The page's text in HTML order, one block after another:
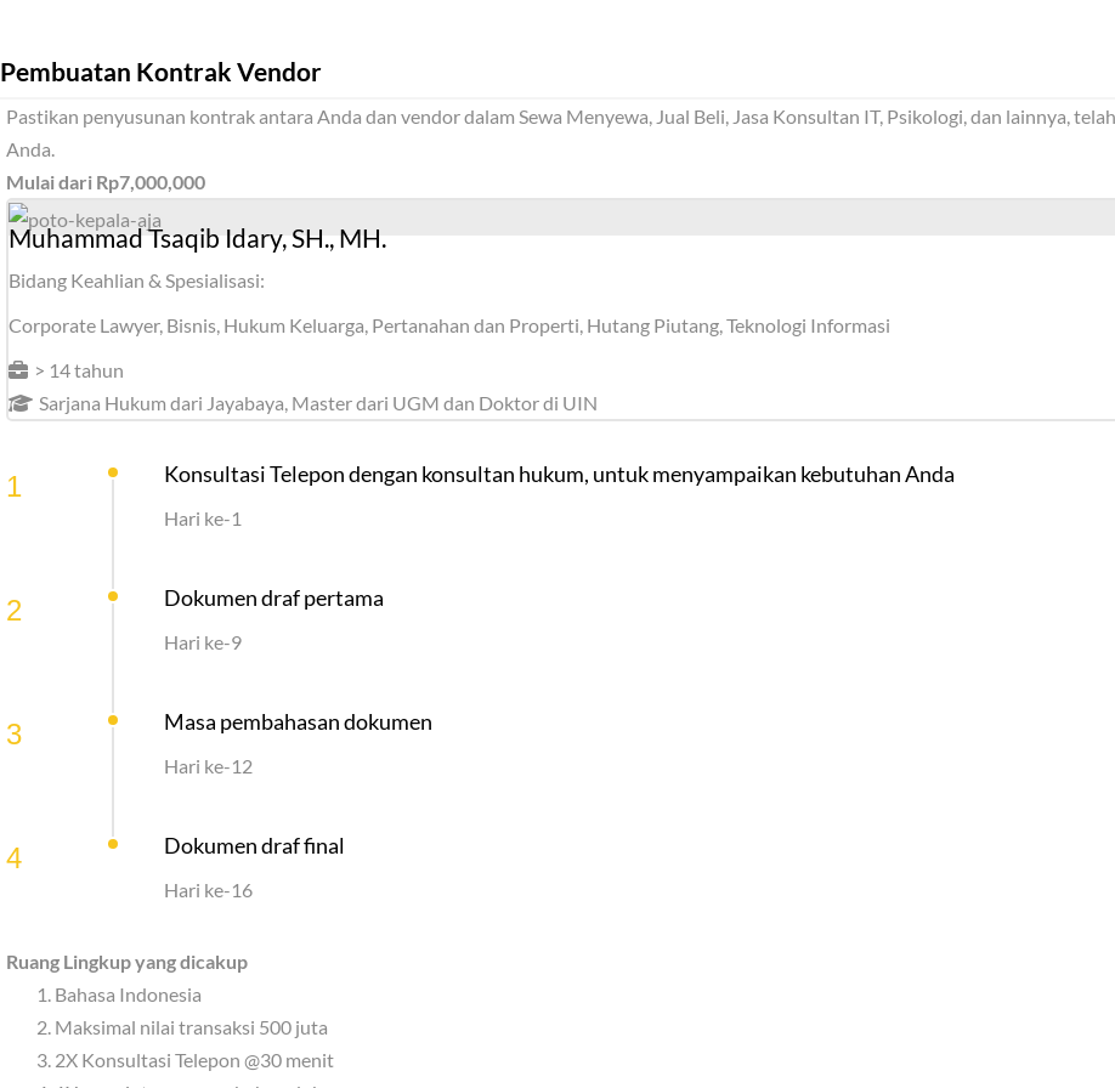
Pembuatan Kontrak Vendor
Pastikan penyusunan kontrak antara Anda dan vendor dalam Sewa Menyewa, Jual Beli, Jasa Konsultan IT, Psikologi, dan lainnya,
Anda.
Mulai dari Rp7,000,000
Muhammad Tsaqib Idary, SH., MH.
Bidang Keahlian & Spesialisasi:
Corporate Lawyer, Bisnis, Hukum Keluarga, Pertanahan dan Properti, Hutang Piutang, Teknologi Informasi
> 14 tahun
Sarjana Hukum dari Jayabaya, Master dari UGM dan Doktor di UIN
1 Konsultasi Telepon dengan konsultan hukum, untuk menyampaikan kebutuhan Anda
Hari ke-1
2 Dokumen draf pertama
Hari ke-9
3 Masa pembahasan dokumen
Hari ke-12
4 Dokumen draf final
Hari ke-16
Ruang Lingkup yang dicakup
Bahasa Indonesia
Maksimal nilai transaksi 500 juta
2X Konsultasi Telepon @30 menit